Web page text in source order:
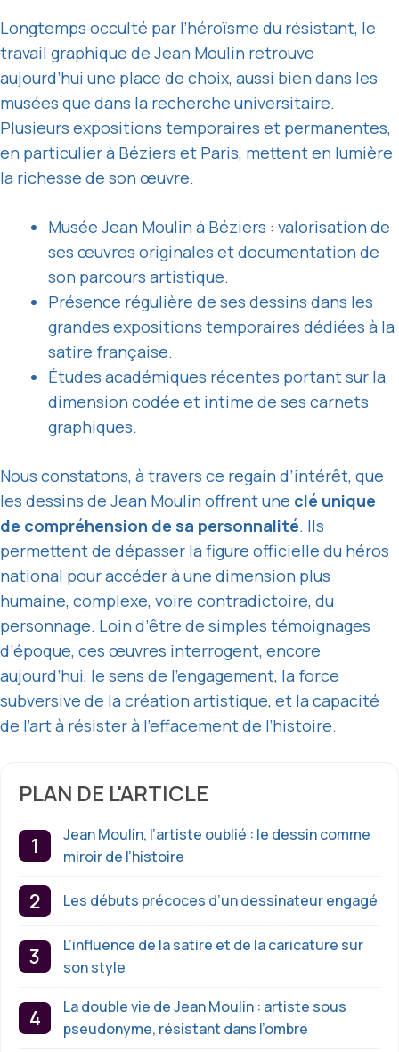
Longtemps occulté par l’héroïsme du résistant, le
travail graphique de Jean Moulin retrouve
aujourd’hui une place de choix, aussi bien dans les
musées que dans la recherche universitaire.
Plusieurs expositions temporaires et permanentes,
en particulier à Béziers et Paris, mettent en lumière
la richesse de son œuvre.
Musée Jean Moulin à Béziers : valorisation de
ses œuvres originales et documentation de
son parcours artistique.
Présence régulière de ses dessins dans les
grandes expositions temporaires dédiées à la
satire française.
Études académiques récentes portant sur la
dimension codée et intime de ses carnets
graphiques.
Nous constatons, à travers ce regain d’intérêt, que
les dessins de Jean Moulin offrent une clé unique
de compréhension de sa personnalité. Ils
permettent de dépasser la figure officielle du héros
national pour accéder à une dimension plus
humaine, complexe, voire contradictoire, du
personnage. Loin d’être de simples témoignages
d’époque, ces œuvres interrogent, encore
aujourd’hui, le sens de l’engagement, la force
subversive de la création artistique, et la capacité
de l’art à résister à l’effacement de l’histoire.
PLAN DE L'ARTICLE
Jean Moulin, l’artiste oublié : le dessin comme
miroir de l’histoire
Les débuts précoces d’un dessinateur engagé
L’influence de la satire et de la caricature sur
son style
La double vie de Jean Moulin : artiste sous
pseudonyme, résistant dans l’ombre